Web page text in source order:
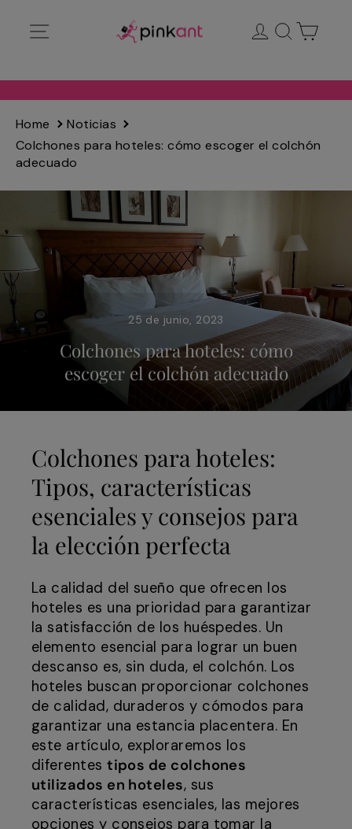
directamente
Ingresar
Buscar
Home
Noticias
Colchones para hoteles: cómo escoger el colchón
adecuado
25 de junio, 2023
Colchones para hoteles: cómo
escoger el colchón adecuado
Colchones para hoteles:
Tipos, características
esenciales y consejos para
la elección perfecta
La calidad del sueño que ofrecen los
hoteles es una prioridad para garantizar
la satisfacción de los huéspedes. Un
elemento esencial para lograr un buen
descanso es, sin duda, el colchón. Los
hoteles buscan proporcionar colchones
de calidad, duraderos y cómodos para
garantizar una estancia placentera. En
este artículo, exploraremos los
diferentestipos de colchones
utilizados en hoteles, sus
características esenciales, las mejores
opciones y consejos para tomar la